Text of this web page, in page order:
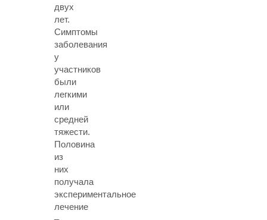
двух
лет.
Симптомы
заболевания
у
участников
были
легкими
или
средней
тяжести.
Половина
из
них
получала
экспериментальное
лечение